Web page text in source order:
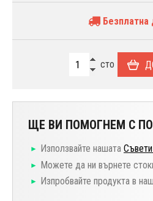
Безплатна
сто
ЩЕ ВИ ПОМОГНЕМ С
Използвайте нашата
Можете да ни върнете
Изпробвайте продукта в